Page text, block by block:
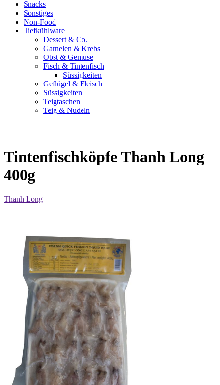
Snacks
Sonstiges
Non-Food
Tiefkühlware
Dessert & Co.
Garnelen & Krebs
Obst & Gemüse
Fisch & Tintenfisch
Süssigkeiten
Geflügel & Fleisch
Süssigkeiten
Teigtaschen
Teig & Nudeln
Tintenfischköpfe Thanh Long
400g
Thanh Long